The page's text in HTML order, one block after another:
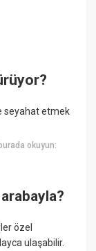
seyahat etmek
okuyun:
özel
ulaşabilir.